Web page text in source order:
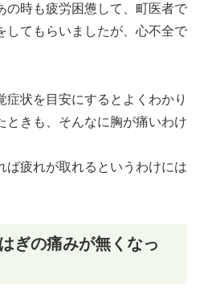
の時も疲労困憊して、町医者で
してもらいましたが、心不全で
症状を目安にするとよくわかり
ときも、そんなに胸が痛いわけ
ば疲れが取れるというわけには
ぎの痛みが無くなっ